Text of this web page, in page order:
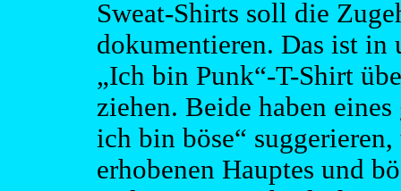
Sweat-Shirts soll die
dokumentieren. Das ist in
„Ich bin Punk“-T-Shirt
ziehen. Beide haben
ich bin böse“
erhobenen Hauptes und